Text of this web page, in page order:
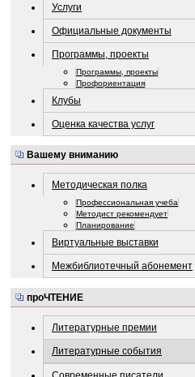
Услуги
Официальные документы
Программы, проекты
Программы, проекты
Профориентация
Клубы
Оценка качества услуг
Вашему вниманию
Методическая полка
Профессиональная учеба
Методист рекомендует
Планирование
Виртуальные выставки
Межбиблиотечный абонемент
проЧТЕНИЕ
Литературные премии
Литературные события